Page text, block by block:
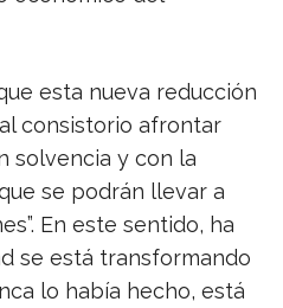
esta nueva reducción
consistorio afrontar
solvencia y con la
se podrán llevar a
En este sentido, ha
se está transformando
lo había hecho, está